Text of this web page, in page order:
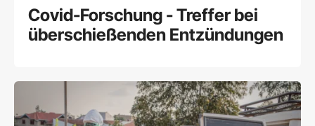
Covid-Forschung - Treffer bei
überschießenden Entzündungen